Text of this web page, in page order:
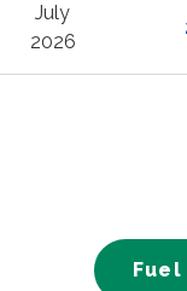
July
2026
Fuel